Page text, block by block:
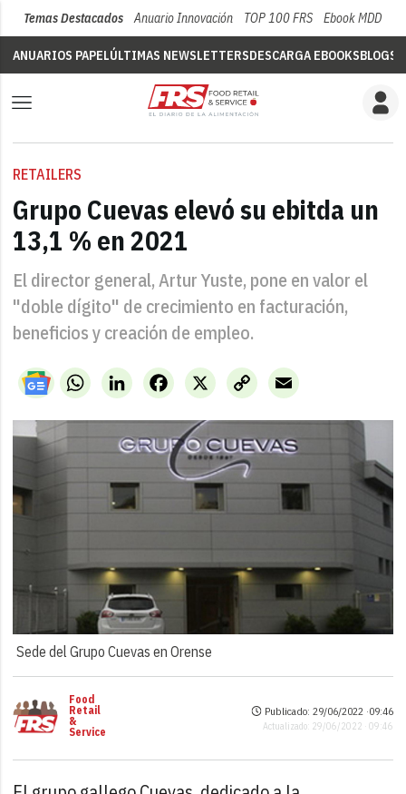
Temas Destacados Anuario Innovación TOP 100 FRS Ebook MDD
ANUARIOS PAPELÚLTIMAS NEWSLETTERSDESCARGA EBOOKSBLOGS
RETAILERS
Grupo Cuevas elevó su ebitda un
13,1 % en 2021
El director general, Artur Yuste, pone en valor el
"doble dígito" de crecimiento en facturación,
beneficios y creación de empleo.
WhatsAppLinkedIn X
Facebook
Copy
Link
Email
Sede del Grupo Cuevas en Orense
Food
Retail
&
Service
Publicado: 29/06/2022 ·09:46
Actualizado: 29/06/2022 · 09:46